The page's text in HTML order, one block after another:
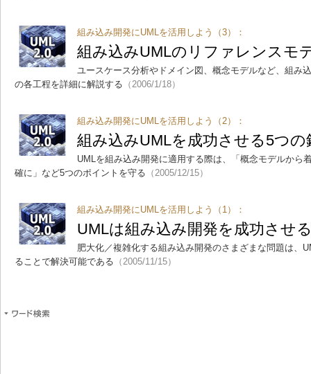
組み込み開発にUMLを活用しよう（3）：
組み込みUMLのリファレンスモ
ユースケース分析やドメイン図、概念モデルなど、組み
の各工程を詳細に解説する （2006/1/18）
組み込み開発にUMLを活用しよう（2）：
組み込みUMLを成功させる5つの
UMLを組み込み開発に適用する際は、「概念モデルから
確に」など5つのポイントを守る （2005/12/15）
組み込み開発にUMLを活用しよう（1）：
UMLは組み込み開発を成功させ
肥大化／複雑化する組み込み開発のさまざまな問題は、
ることで解決可能である （2005/11/15）